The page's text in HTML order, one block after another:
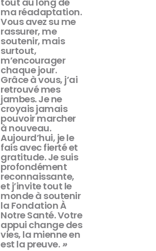
ma réadaptation.
Vous avez su me
rassurer, me
soutenir, mais
surtout,
m’encourager
chaque jour.
Grâce à vous, j’ai
retrouvé mes
jambes. Je ne
croyais jamais
pouvoir marcher
à nouveau.
Aujourd’hui, je le
fais avec fierté et
gratitude. Je suis
profondément
reconnaissante,
et j’invite tout le
mondeà soutenir
la Fondation À
Notre Santé. Votre
appui change des
vies, la mienne en
est la preuve.»